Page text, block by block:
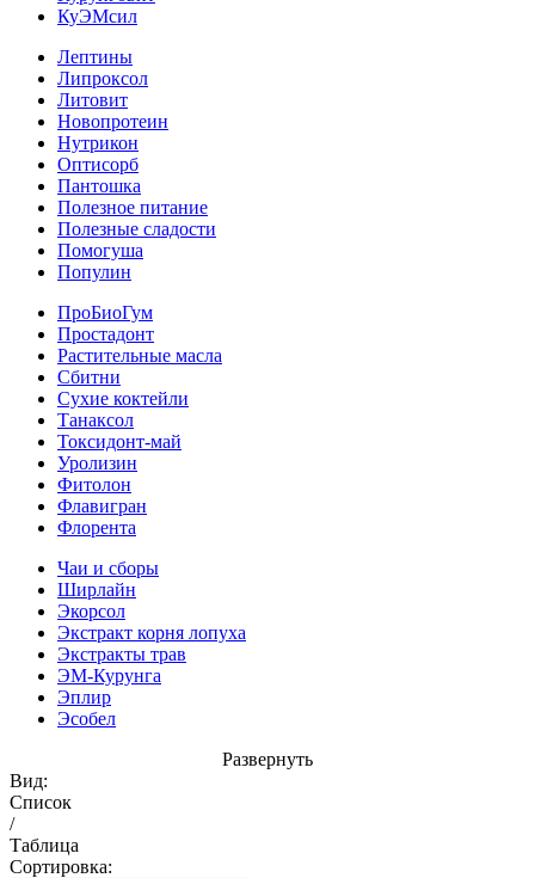
КуЭМсил
Лептины
Липроксол
Литовит
Новопротеин
Нутрикон
Оптисорб
Пантошка
Полезное питание
Полезные сладости
Помогуша
Популин
ПроБиоГум
Простадонт
Растительные масла
Сбитни
Сухие коктейли
Танаксол
Токсидонт-май
Уролизин
Фитолон
Флавигран
Флорента
Чаи и сборы
Ширлайн
Экорсол
Экстракт корня лопуха
Экстракты трав
ЭМ-Курунга
Эплир
Эсобел
Развернуть
Вид:
Список
/
Таблица
Сортировка: